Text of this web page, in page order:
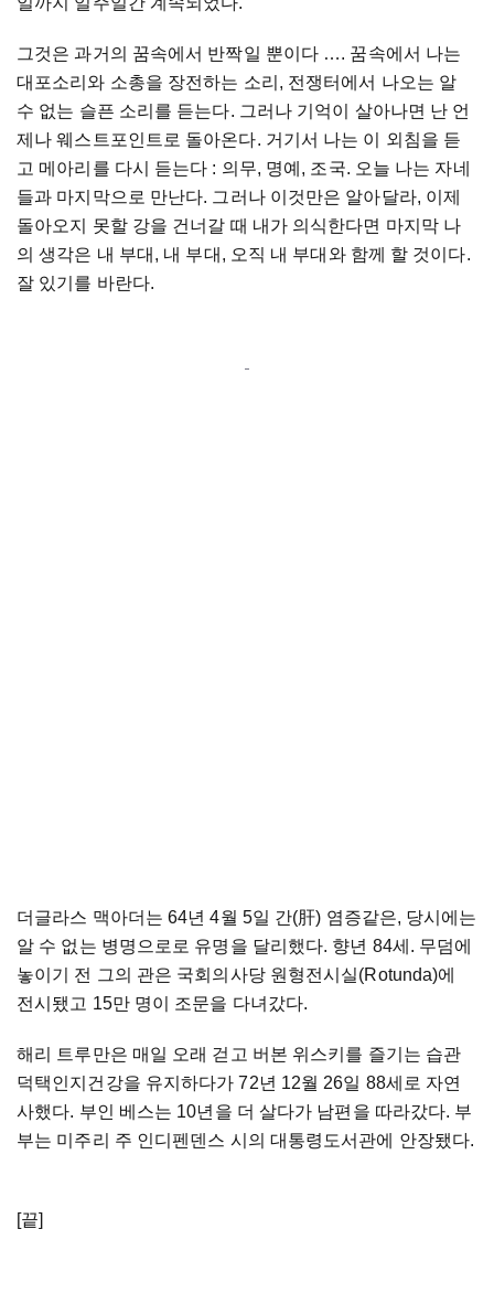
그것은 과거의 꿈속에서 반짝일 뿐이다 …. 꿈속에서 나는
대포소리와 소총을 장전하는 소리, 전쟁터에서 나오는 알
수 없는 슬픈 소리를 듣는다. 그러나 기억이 살아나면 난 언
제나 웨스트포인트로 돌아온다. 거기서 나는 이 외침을 듣
고 메아리를 다시 듣는다 : 의무, 명예, 조국. 오늘 나는 자네
들과 마지막으로 만난다. 그러나 이것만은 알아달라, 이제
돌아오지 못할 강을 건너갈 때 내가 의식한다면 마지막 나
의 생각은 내 부대, 내 부대, 오직 내 부대와 함께 할 것이다.
잘 있기를 바란다.
더글라스 맥아더는 64년 4월 5일 간(肝) 염증같은, 당시에는
알 수 없는 병명으로로 유명을 달리했다. 향년 84세. 무덤에
놓이기 전 그의 관은 국회의사당 원형전시실(Rotunda)에
전시됐고 15만 명이 조문을 다녀갔다.
해리 트루만은 매일 오래 걷고 버본 위스키를 즐기는 습관
덕택인지건강을 유지하다가 72년 12월 26일 88세로 자연
사했다. 부인 베스는 10년을 더 살다가 남편을 따라갔다. 부
부는 미주리 주 인디펜덴스 시의 대통령도서관에 안장됐다.
[끝]